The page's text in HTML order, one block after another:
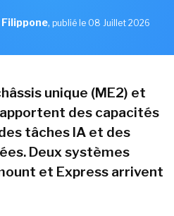
, publié le 08 Juillet 2026
unique (ME2) et
des capacités
tâches IA et des
Deux systèmes
et Express arrivent